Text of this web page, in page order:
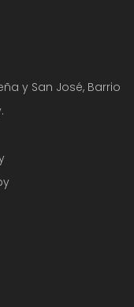
y San José, Barrio